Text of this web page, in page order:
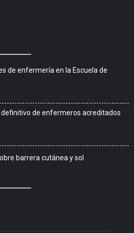
de enfermería en la Escuela de
de enfermeros acreditados
barrera cutánea y sol